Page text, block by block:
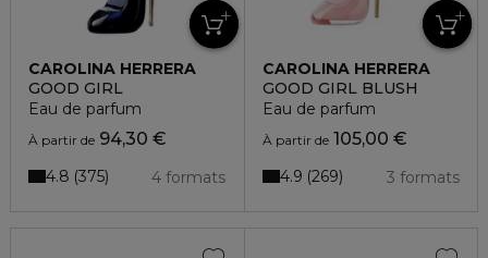
CAROLINA HERRERA
GOOD GIRL
Eau de parfum
À partir de 94,30 €
4 formats
4.8 375
CAROLINA HERRERA
GOOD GIRL BLUSH
Eau de parfum
À partir de105,00 €
3 formats
4.9 269